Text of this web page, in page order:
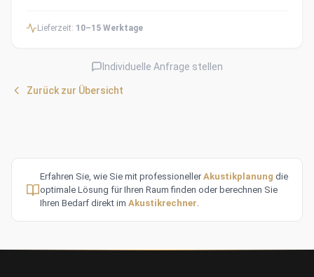
Lieferzeit: 10–15 Werktage
Individuelle Anfrage stellen
Zurück zur Übersicht
Erfahren Sie, wie Sie mit professionellerAkustikplanung die
optimale Lösung für Ihren Raum finden oder berechnen Sie
Ihren Bedarf direkt im Akustikrechner.